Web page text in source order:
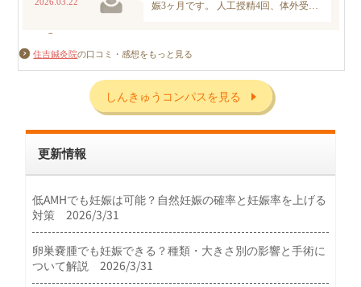
住吉鍼灸院の口コミ・感想をもっと見る
しんきゅうコンパスを見る
更新情報
低AMHでも妊娠は可能？自然妊娠の確率と妊娠率を上げる
対策 2026/3/31
卵巣嚢腫でも妊娠できる？種類・大きさ別の影響と手術に
ついて解説 2026/3/31